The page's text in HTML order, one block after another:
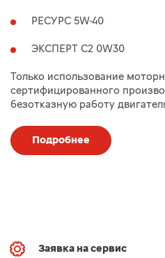
РЕСУРС 5W-40
ЭКСПЕРТ C2 0W30
Только использование
сертифицированного
безотказную работу
Подробнее
Заявка на сервис